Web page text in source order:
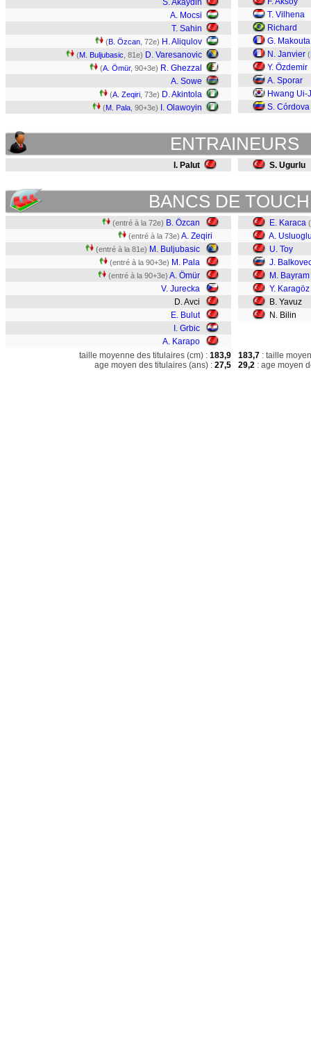
S. Akaydin
A. Mocsi
T. Sahin
(B. Özcan , 72e) H. Aliqulov
(M. Buljubasic , 81e) D. Varesanovic
(A. Ömür, 90+3e) R. Ghezzal
A. Sowe
(A. Zeqiri , 73e) D. Akintola
(M. Pala , 90+3e) I. Olawoyin
T. Vilhena
Richard
G. Makouta
N. Janvier (
Y. Özdemir
A. Sporar
Hwang Ui-
S. Córdova
ENTRAINEURS
I. Palut S. Ugurlu
BANCS DE
(entré à la 72e) B. Özcan
(entré à la 73e) A. Zeqiri
(entré à la 81e) M. Buljubasic
(entré à la 90+3e) M. Pala
(entré à la 90+3e) A. Ömür
V. Jurecka
D. Avci
E. Bulut
I. Grbic
A. Karapo
E. Karaca
A.
U. Toy
J.
M. Bayram
Y. Karagöz
B. Yavuz
N. Bilin
taille moyenne des titulaires (cm) : 183,9
age moyen des titulaires (ans) : 27,5
183,7 : taille
29,2 : age moyen